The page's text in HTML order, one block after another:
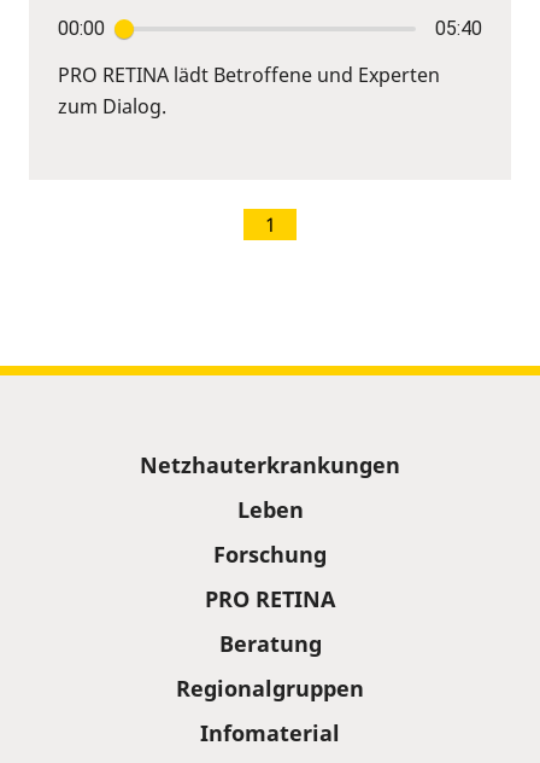
00:00 05:40
PRO RETINA lädt Betroffene und Experten
zum Dialog.
1
Netzhauterkrankungen
Leben
Forschung
PRO RETINA
Beratung
Regionalgruppen
Infomaterial